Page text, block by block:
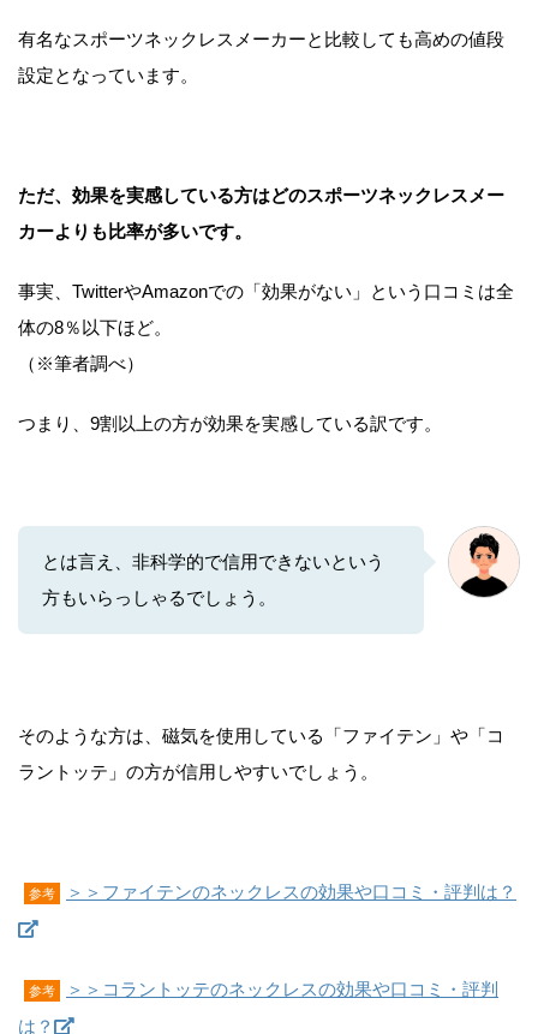
有名なスポーツネックレスメーカーと比較しても高めの値段
設定となっています。
ただ、効果を実感している方はどのスポーツネックレスメー
カーよりも比率が多いです。
事実、TwitterやAmazonでの「効果がない」という口コミは全
体の8％以下ほど。
（※筆者調べ）
つまり、9割以上の方が効果を実感している訳です。
とは言え、非科学的で信用できないという
方もいらっしゃるでしょう。
そのような方は、磁気を使用している「ファイテン」や「コ
ラントッテ」の方が信用しやすいでしょう。
参考 ＞＞ファイテンのネックレスの効果や口コミ・評判は？
参考
＞＞コラントッテのネックレスの効果や口コミ・評判
は？